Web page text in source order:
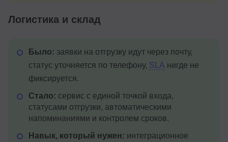
Логистика и склад
Было: заявки на отгрузку идут через почту,
статус уточняется по телефону, SLA нигде не
фиксируется.
Стало: сервис с единой точкой входа,
статусами отгрузки, автоматическими
напоминаниями и контролем сроков.
Навык, который нужен: интеграционное